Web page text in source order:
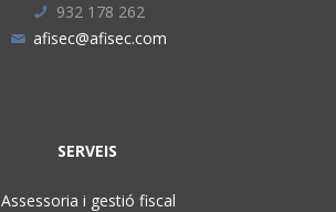
932 178 262
afisec@afisec.com
SERVEIS
Assessoria i gestió fiscal